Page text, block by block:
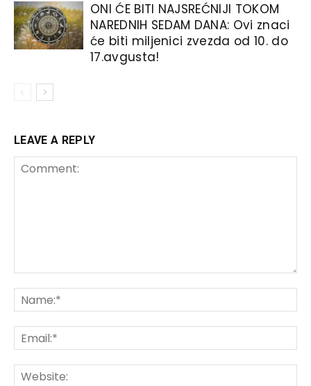
ONI ĆE BITI NAJSREĆNIJI TOKOM
NAREDNIH SEDAM DANA: Ovi znaci
će biti miljenici zvezda od 10. do
17.avgusta!
LEAVE A REPLY